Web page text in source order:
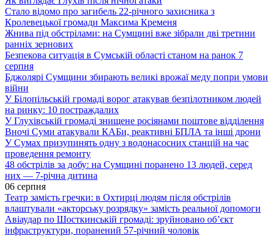
Стало відомо про загибель 22-річного захисника з
Кролевецької громади Максима Кременя
Жнива під обстрілами: на Сумщині вже зібрали дві третини
ранніх зернових
Безпекова ситуація в Сумській області станом на ранок 7
серпня
Бджолярі Сумщини збирають великі врожаї меду попри умови
війни
У Білопільській громаді ворог атакував безпілотником людей
на ринку: 10 постраждалих
У Глухівській громаді знищене росіянами поштове відділення
Вночі Суми атакували КАБи, реактивні БПЛА та інші дрони
У Сумах призупинять одну з водонасосних станцій на час
проведення ремонту
48 обстрілів за добу: на Сумщині поранено 13 людей, серед
них — 7-річна дитина
06 серпня
Театр замість гречки: в Охтирці людям після обстрілів
влаштували «акторську розрядку» замість реальної допомоги
Авіаудар по Шосткинській громаді: зруйновано об’єкт
інфраструктури, поранений 57-річний чоловік